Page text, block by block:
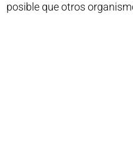
posible que otros